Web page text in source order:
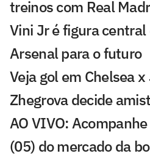
treinos com Real
Vini Jr é figura
Arsenal para o futuro
Veja gol em Chelsea
Zhegrova decide
AO VIVO:
(05) do mercado da